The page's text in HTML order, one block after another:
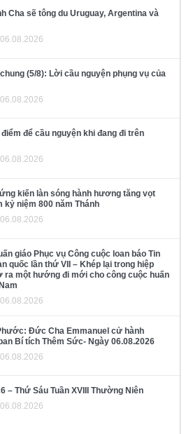
Cha sẽ tông du Uruguay, Argentina và
(5/8): Lời cầu nguyện phụng vụ của
để cầu nguyện khi đang đi trên
kiến làn sóng hành hương tăng vọt
kỷ niệm 800 năm Thánh
giáo Phục vụ Công cuộc loan báo Tin
quốc lần thứ VII – Khép lại trong hiệp
ra một hướng đi mới cho công cuộc huấn
Đức Cha Emmanuel cử hành
Bí tích Thêm Sức- Ngày 06.08.2026
– Thứ Sáu Tuần XVIII Thường Niên